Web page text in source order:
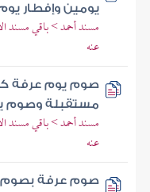
يومين وإفطار
مسند أحمد > باقي مسند
عنه
صوم يوم عرفة
مستقبلة وصوم
مسند أحمد > باقي مسند
عنه
صوم عرفة بصوم